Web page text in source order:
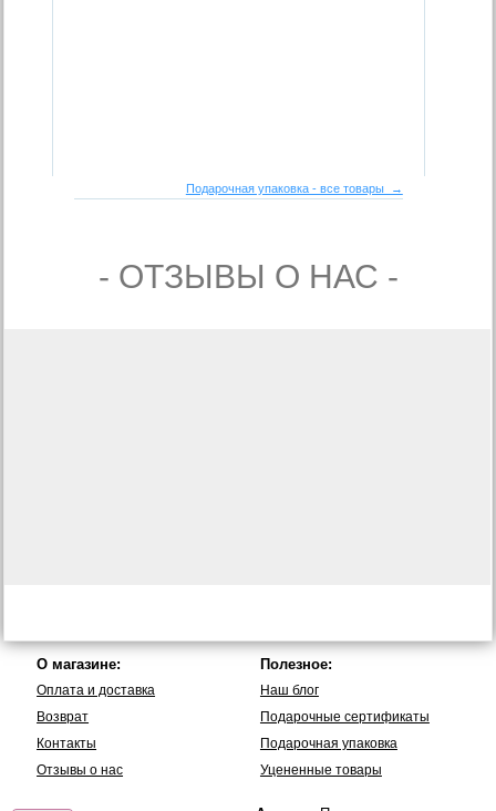
Подарочная упаковка - все товары →
- ОТЗЫВЫ О НАС -
О магазине:
Оплата и доставка
Возврат
Контакты
Отзывы о нас
Полезное:
Наш блог
Подарочные сертификаты
Подарочная упаковка
Уцененные товары